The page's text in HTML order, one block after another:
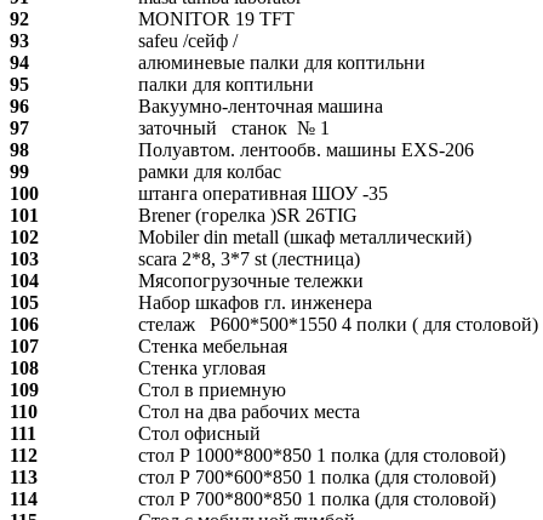
92
MONITOR 19 TFT
93
safeu /сейф /
94
алюминевые палки для коптильни
95
палки для коптильни
96
Вакуумно-ленточная машина
97
заточный станок № 1
98
Полуавтом. лентообв. машины EXS-206
99
рамки для колбас
100
штанга оперативная ШОУ -35
101
Brener (горелка )SR 26TIG
102
Mobiler din metall (шкаф металлический)
103
scara 2*8, 3*7 st (лестница)
104
Мясопогрузочные тележки
105
Набор шкафов гл. инженера
106
стелаж Р600*500*1550 4 полки ( для столовой)
107
Стенка мебельная
108
Стенка угловая
109
Стол в приемную
110
Стол на два рабочих места
111
Стол офисный
112
стол Р 1000*800*850 1 полка (для столовой)
113
стол Р 700*600*850 1 полка (для столовой)
114
стол Р 700*800*850 1 полка (для столовой)